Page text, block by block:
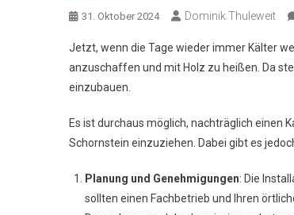
31. Oktober 2024 Dominik Thuleweit
Jetzt, wenn die Tage wieder immer Kälter
anzuschaffen und mit Holz zu heißen. Da
einzubauen.
Es ist durchaus möglich, nachträglich einen
Schornstein einzuziehen. Dabei gibt es
Planung und Genehmigungen: Die
sollten einen Fachbetrieb und Ihren